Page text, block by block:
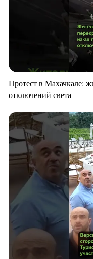
Протест в Махачкале:
отключений света